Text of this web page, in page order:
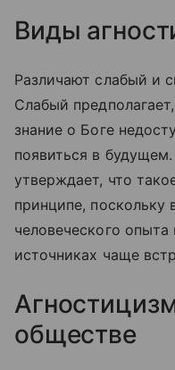
Виды
Различают слабый и
Слабый
знание о Боге
появиться в
утверждает, что
принципе, поскольку
человеческого
источниках чаще
обществе